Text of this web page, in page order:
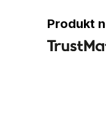
Produkt